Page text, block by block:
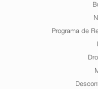
Programa de